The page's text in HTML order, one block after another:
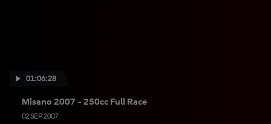
01:06:28
Misano 2007 - 250cc Full Race
02 SEP 2007